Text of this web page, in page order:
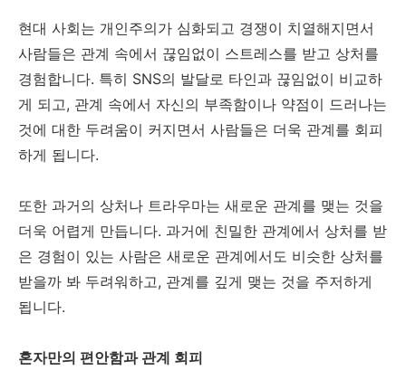
현대 사회는 개인주의가 심화되고 경쟁이 치열해지면서
사람들은 관계 속에서 끊임없이 스트레스를 받고 상처를
경험합니다. 특히 SNS의 발달로 타인과 끊임없이 비교하
게 되고, 관계 속에서 자신의 부족함이나 약점이 드러나는
것에 대한 두려움이 커지면서 사람들은 더욱 관계를 회피
하게 됩니다.
또한 과거의 상처나 트라우마는 새로운 관계를 맺는 것을
더욱 어렵게 만듭니다. 과거에 친밀한 관계에서 상처를 받
은 경험이 있는 사람은 새로운 관계에서도 비슷한 상처를
받을까 봐 두려워하고, 관계를 깊게 맺는 것을 주저하게
됩니다.
혼자만의 편안함과 관계 회피